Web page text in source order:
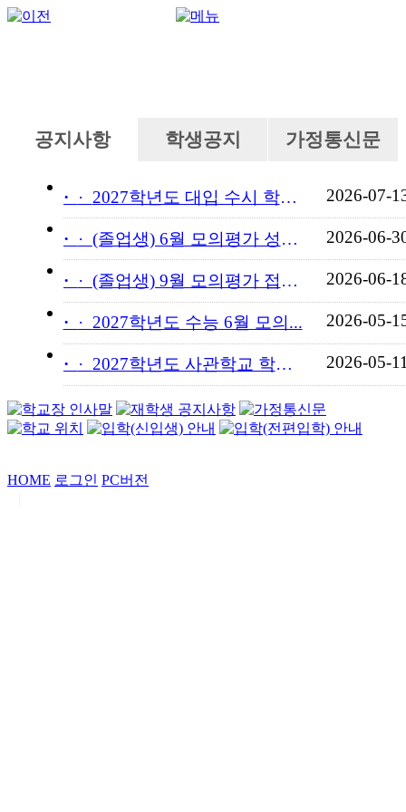
공지사항 학생공지 가정통신문
· 2027학년도 대입 수시 학교... 2026-07-
· (졸업생) 6월 모의평가 성적... 2026-06-
· (졸업생) 9월 모의평가 접수... 2026-06-
· 2027학년도 수능 6월 모의... 2026-05-
· 2027학년도 사관학교 학교장... 2026-05-
HOME 로그인 PC버전